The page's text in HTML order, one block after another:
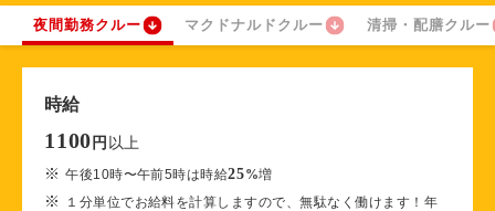
夜間勤務クルー マクドナルドクルー 清掃・配膳クルー
時給
1100 円 以上
※午後10時〜午前5時は時給25%増
※
１分単位でお給料を計算しますので、無駄なく働けます！年